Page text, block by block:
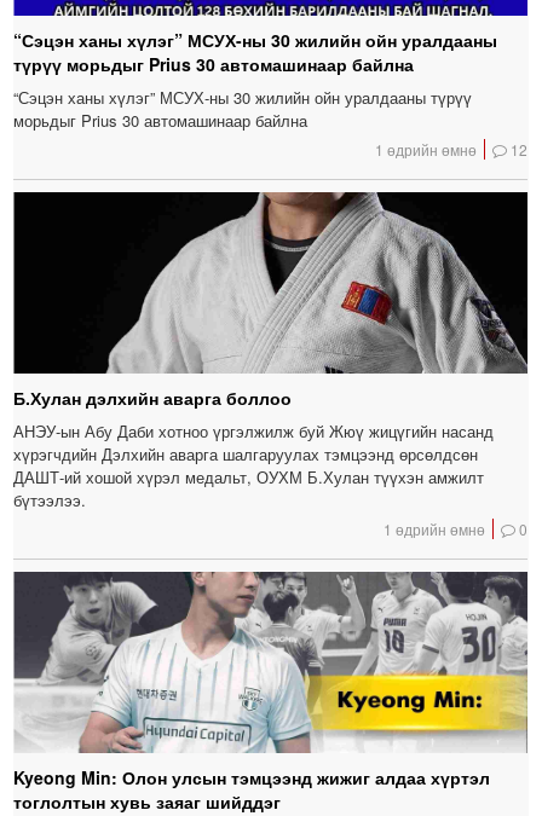
“Сэцэн ханы хүлэг” МСУХ-ны 30 жилийн ойн уралдааны
түрүү морьдыг Prius 30 автомашинаар байлна
“Сэцэн ханы хүлэг” МСУХ-ны 30 жилийн ойн уралдааны түрүү
морьдыг Prius 30 автомашинаар байлна
1 өдрийн өмнө 12
Б.Хулан дэлхийн аварга боллоо
АНЭУ-ын Абу Даби хотноо үргэлжилж буй Жюү жицүгийн насанд
хүрэгчдийн Дэлхийн аварга шалгаруулах тэмцээнд өрсөлдсөн
ДАШТ-ий хошой хүрэл медальт, ОУХМ Б.Хулан түүхэн амжилт
бүтээлээ.
1 өдрийн өмнө 0
Kyeong Min: Олон улсын тэмцээнд жижиг алдаа хүртэл
тоглолтын хувь заяаг шийддэг